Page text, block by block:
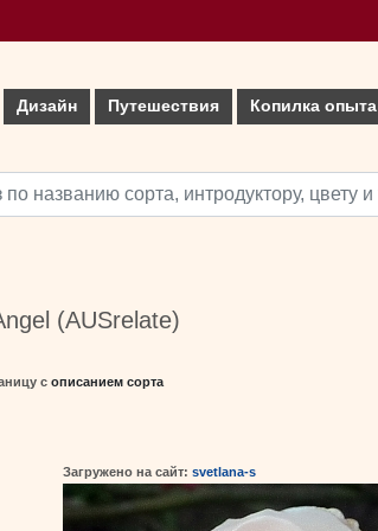
Дизайн Путешествия Копилка опыта
(AUSrelate)
с описанием сорта
Загружено на сайт: svetlana-s